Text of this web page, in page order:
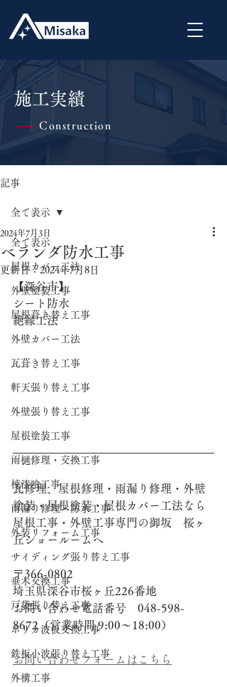
施工実績
| Construction
記事
全て表示
屋根カバー工法
外壁塗装工事
屋根葺き替え工事
外壁カバー工法
瓦葺き替え工事
軒天張り替え工事
外壁張り替え工事
屋根塗装工事
雨樋修理・交換工事
棟漆喰工事
雨漏り修理・防水工事
外装リフォーム工事
サイディング張り替え工事
垂木交換工事
戸袋張り替え工事
ポリカ波板交換工事
鉄板小波張り替え工事
外構工事
全て表示
ベランダ防水工事
2024年7月3日
更新日： 2024年7月8日
【深谷市】
シート防水
絶縁工法
瓦修理、屋根修理・雨漏り修理・外壁
塗装・屋根塗装・屋根カバー工法なら
屋根工事・外壁工事専門の御坂　桜ヶ
丘ショールームへ
〒366-0802
埼玉県深谷市桜ヶ丘226番地
お問い合わせ電話番号　048-598-
8672（営業時間 9:00～18:00）
お問い合わせフォームはこちら